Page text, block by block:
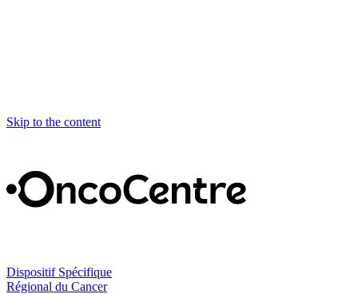
Skip to the content
Dispositif Spécifique
Régional du Cancer